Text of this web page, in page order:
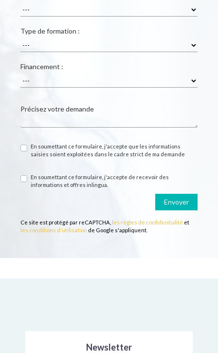
Type de formation :
Financement :
Précisez votre demande
En soumettant ce formulaire, j'accepte que les informations
saisies soient exploitées dans le cadre strict de ma demande
En soumettant ce formulaire, j'accepte de recevoir des
informations et offres inlingua.
Envoyer
Ce site est protégé par reCAPTCHA, les règles de confidentialité et
les conditions d'utilisation de Google s'appliquent.
Newsletter